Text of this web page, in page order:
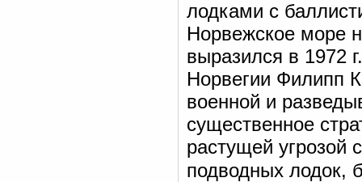
лодками с
Норвежское море
выразился в 1972
Норвегии Филипп
военной и
существенное
растущей угрозой
подводных лодок,